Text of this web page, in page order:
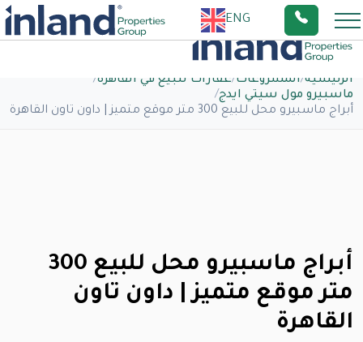
ENG
الرئيسية/المشروعات/عقارات للبيع في القاهرة/
ماسبيرو مول سيتي ايدج/
أبراج ماسبيرو محل للبيع 300 متر موقع متميز | داون تاون القاهرة
أبراج ماسبيرو محل للبيع 300
متر موقع متميز | داون تاون
القاهرة